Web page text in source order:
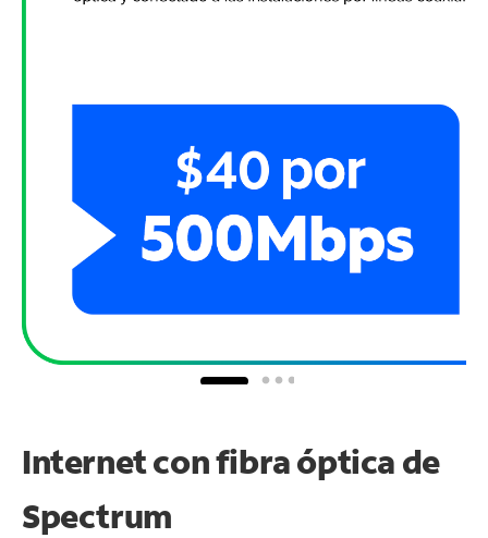
Internet con fibra óptica de
Spectrum